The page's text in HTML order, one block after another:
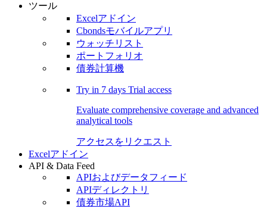
ツール
Excelアドイン
Cbondsモバイルアプリ
ウォッチリスト
ポートフォリオ
債券計算機
Try in 7 days Trial access
Evaluate comprehensive coverage and advanced
analytical tools
アクセスをリクエスト
Excelアドイン
API & Data Feed
APIおよびデータフィード
APIディレクトリ
債券市場API